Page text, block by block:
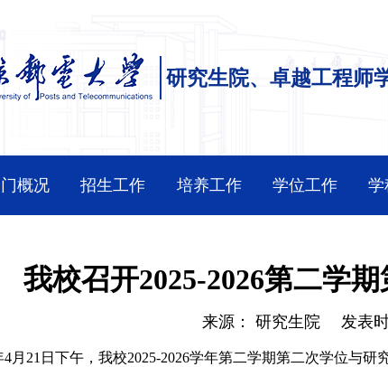
研究生院、卓越工程师
概况 招生工作 培养工作 学位工作 学
我校召开2025-2026第二学
来源： 研究生院 发表时
4月 21 日下午，我校2025-2026学年第二学期第二次学位与研